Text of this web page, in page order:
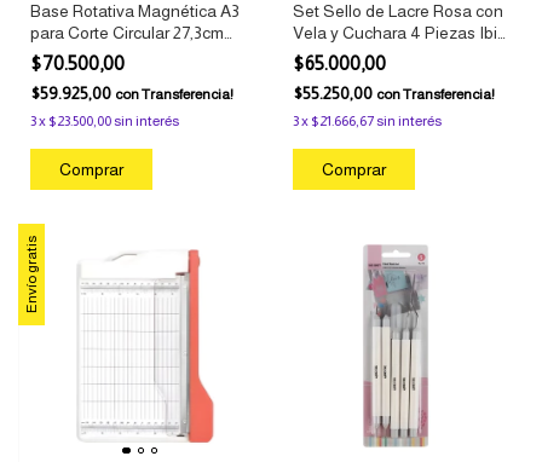
Base Rotativa Magnética A3
para Corte Circular 27,3cm
Antideslizante Ibi Craft
$70.500,00
$59.925,00 conTransferencia!
3x $23.500,00sin interés
Set Sello de Lacre Rosa con
Vela y Cuchara 4 Piezas Ibi
Craft
$65.000,00
$55.250,00 conTransferencia!
3x $21.666,67sin interés
Envío gratis